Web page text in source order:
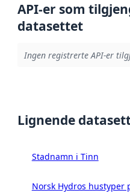
API-er som
datasettet
Ingen registrerte API-er
Lignende
Stadnamn i Tinn
Norsk Hydros hustyper